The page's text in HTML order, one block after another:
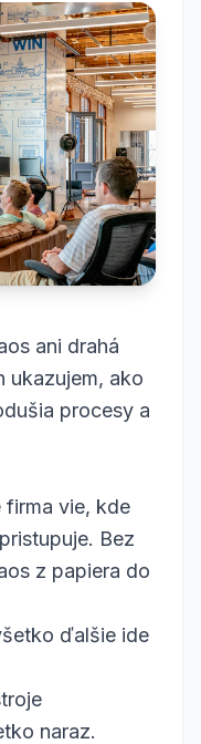
ani drahá
ukazujem, ako
procesy a
firma vie, kde
Bez
z papiera do
ďalšie ide
naraz.